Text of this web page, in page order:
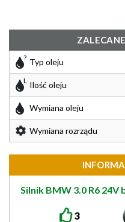
Typ oleju
Ilość oleju
Wymiana oleju
Wymiana rozrządu
Silnik BMW 3.0 R6 24V
3